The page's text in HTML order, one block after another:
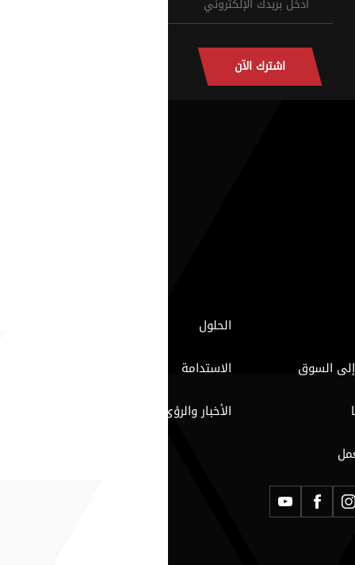
اشترك الآن
الحلول
السوق
الاستدامة
الأخبار والرؤى